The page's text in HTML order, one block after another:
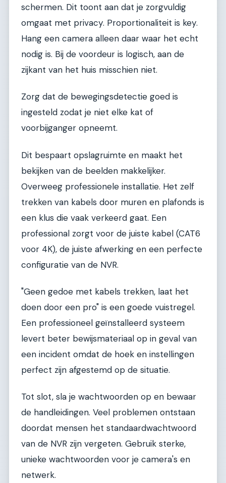
schermen. Dit toont aan dat je zorgvuldig
omgaat met privacy. Proportionaliteit is key.
Hang een camera alleen daar waar het echt
nodig is. Bij de voordeur is logisch, aan de
zijkant van het huis misschien niet.
Zorg dat de bewegingsdetectie goed is
ingesteld zodat je niet elke kat of
voorbijganger opneemt.
Dit bespaart opslagruimte en maakt het
bekijken van de beelden makkelijker.
Overweeg professionele installatie. Het zelf
trekken van kabels door muren en plafonds is
een klus die vaak verkeerd gaat. Een
professional zorgt voor de juiste kabel (CAT6
voor 4K), de juiste afwerking en een perfecte
configuratie van de NVR.
"Geen gedoe met kabels trekken, laat het
doen door een pro" is een goede vuistregel.
Een professioneel geïnstalleerd systeem
levert beter bewijsmateriaal op in geval van
een incident omdat de hoek en instellingen
perfect zijn afgestemd op de situatie.
Tot slot, sla je wachtwoorden op en bewaar
de handleidingen. Veel problemen ontstaan
doordat mensen het standaardwachtwoord
van de NVR zijn vergeten. Gebruik sterke,
unieke wachtwoorden voor je camera's en
netwerk.